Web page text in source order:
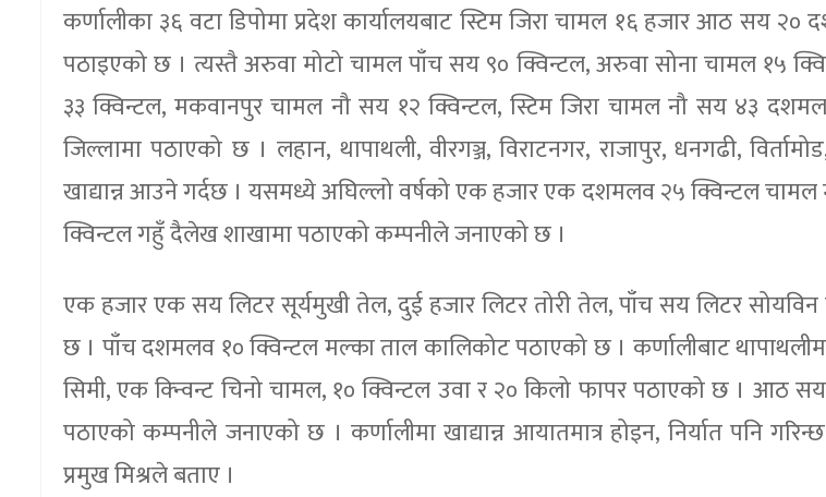
कर्णालीका ३६ वटा डिपोमा प्रदेश कार्यालयबाट स्टिम जिरा चामल १६ हजार आठ सय
पठाइएको छ । त्यस्तै अरुवा मोटो चामल पाँच सय ९० क्विन्टल, अरुवा सोना चामल १५
३३ क्विन्टल, मकवानपुर चामल नौ सय १२ क्विन्टल, स्टिम जिरा चामल नौ सय ४३
जिल्लामा पठाएको छ । लहान, थापाथली, वीरगञ्ज, विराटनगर, राजापुर, धनगढी,
खाद्यान्न आउने गर्दछ । यसमध्ये अघिल्लो वर्षको एक हजार एक दशमलव २५ क्विन्टल चामल
क्विन्टल गहुँ दैलेख शाखामा पठाएको कम्पनीले जनाएको छ ।
एक हजार एक सय लिटर सूर्यमुखी तेल, दुई हजार लिटर तोरी तेल, पाँच सय लिटर
छ । पाँच दशमलव १० क्विन्टल मल्का ताल कालिकोट पठाएको छ । कर्णालीबाट
सिमी, एक क्न्विन्ट चिनो चामल, १० क्विन्टल उवा र २० किलो फापर पठाएको छ । आठ
पठाएको कम्पनीले जनाएको छ । कर्णालीमा खाद्यान्न आयातमात्र होइन, निर्यात पनि
प्रमुख मिश्रले बताए ।